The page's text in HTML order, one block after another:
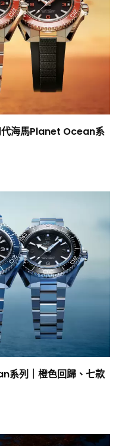
海馬Planet Ocean系
系列｜橙色回歸、七款